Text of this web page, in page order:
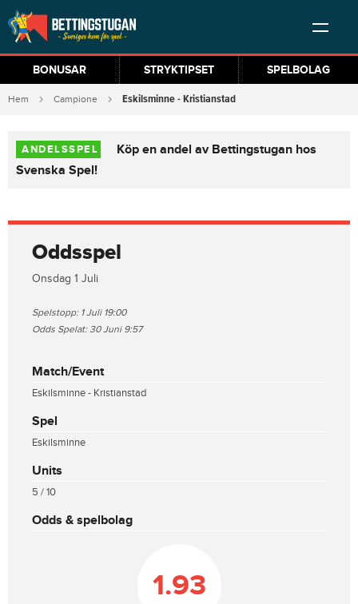
BONUSAR STRYKTIPSET SPELBOLAG
Hem Campione Eskilsminne - Kristianstad
ANDELSSPEL
Köp en andel av Bettingstugan hos
Svenska Spel!
Oddsspel
Onsdag 1 Juli
Spelstopp: 1 Juli 19:00
Odds Spelat: 30 Juni 9:57
Match/Event
Eskilsminne - Kristianstad
Spel
Eskilsminne
Units
5 / 10
Odds & spelbolag
1.93